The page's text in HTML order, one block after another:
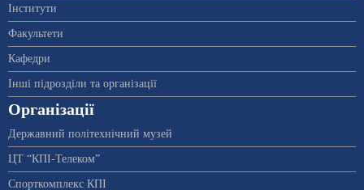
Інститути
Факультети
Кафедри
Інші підрозділи та організації
Організації
Державний політехнічний музей
ЦТ “КПІ-Телеком”
Спорткомплекс КПІ